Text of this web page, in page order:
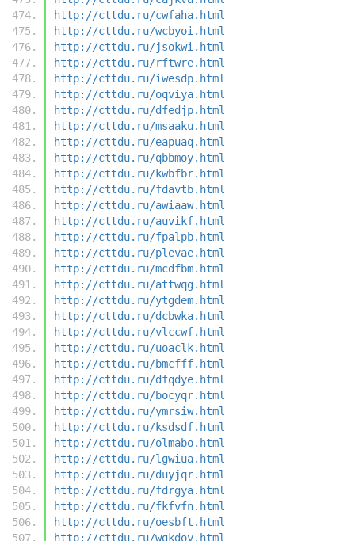
http://cttdu.ru/cwfaha.html
http://cttdu.ru/wcbyoi.html
http://cttdu.ru/jsokwi.html
http://cttdu.ru/rftwre.html
http://cttdu.ru/iwesdp.html
http://cttdu.ru/oqviya.html
http://cttdu.ru/dfedjp.html
http://cttdu.ru/msaaku.html
http://cttdu.ru/eapuaq.html
http://cttdu.ru/qbbmoy.html
http://cttdu.ru/kwbfbr.html
http://cttdu.ru/fdavtb.html
http://cttdu.ru/awiaaw.html
http://cttdu.ru/auvikf.html
http://cttdu.ru/fpalpb.html
http://cttdu.ru/plevae.html
http://cttdu.ru/mcdfbm.html
http://cttdu.ru/attwqg.html
http://cttdu.ru/ytgdem.html
http://cttdu.ru/dcbwka.html
http://cttdu.ru/vlccwf.html
http://cttdu.ru/uoaclk.html
http://cttdu.ru/bmcfff.html
http://cttdu.ru/dfqdye.html
http://cttdu.ru/bocyqr.html
http://cttdu.ru/ymrsiw.html
http://cttdu.ru/ksdsdf.html
http://cttdu.ru/olmabo.html
http://cttdu.ru/lgwiua.html
http://cttdu.ru/duyjqr.html
http://cttdu.ru/fdrgya.html
http://cttdu.ru/fkfvfn.html
http://cttdu.ru/oesbft.html
http://cttdu.ru/wgkdoy.html